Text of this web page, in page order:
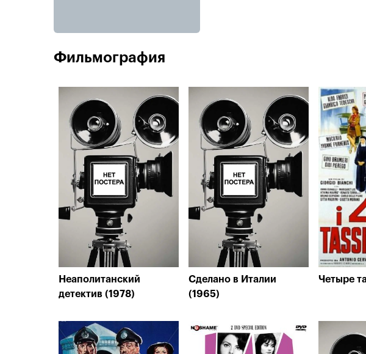
Фильмография
Неаполитанский
детектив (1978)
Сделано в Италии
(1965)
Четыре